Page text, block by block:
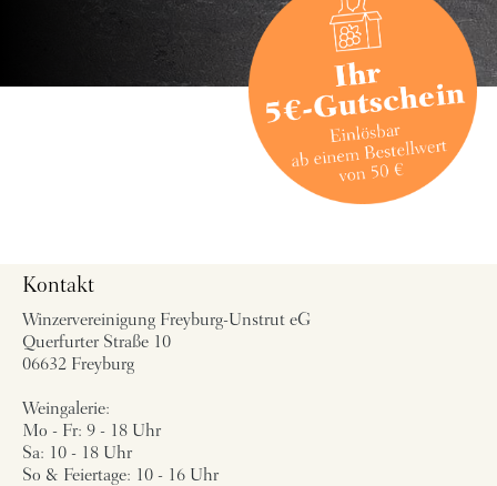
Kontakt
Winzervereinigung Freyburg-Unstrut eG
Querfurter Straße 10
06632 Freyburg
Weingalerie:
Mo - Fr: 9 - 18 Uhr
Sa: 10 - 18 Uhr
So & Feiertage: 10 - 16 Uhr